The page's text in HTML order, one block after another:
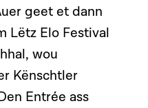
geet et dann
Lëtz Elo Festival
wou
Kënschtler
Entrée ass